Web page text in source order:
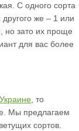
С одного сорта
же – 1 или
но зато их проще
для вас более
, то
Мы предлагаем
сортов.